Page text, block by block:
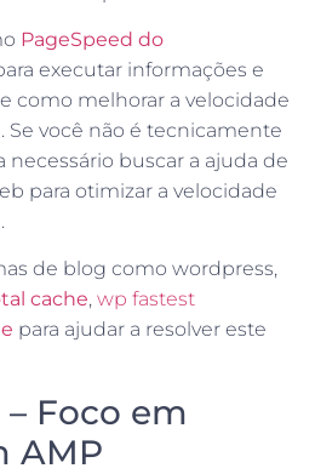
PageSpeed do
executar informações e
como melhorar a velocidade
Se você não é tecnicamente
necessário buscar a ajuda de
para otimizar a velocidade
de blog como wordpress,
cache, wp fastest
para ajudar a resolver este
Foco em
AMP